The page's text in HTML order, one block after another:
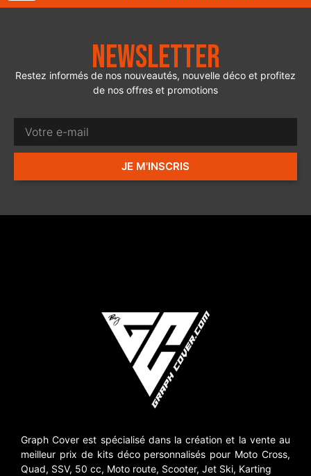
Newsletter
Restez informés de nos nouveautés, nouvelle déco et profitez
de nos offres et promotions
JE M'INSCRIS
Graph Cover est spécialisé dans la création et la vente au
meilleur prix de kits déco personnalisés pour Moto Cross,
Quad, SSV, 50 cc, Moto route, Scooter, Jet Ski, Karting